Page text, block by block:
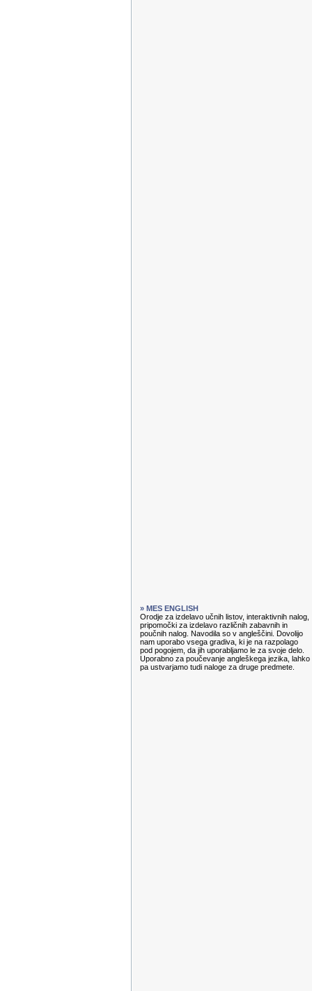
» MES ENGLISH
Orodje za izdelavo učnih listov, interaktivnih nalog,
pripomočki za izdelavo različnih zabavnih in
poučnih nalog. Navodila so v angleščini. Dovolijo
nam uporabo vsega gradiva, ki je na razpolago
pod pogojem, da jih uporabljamo le za svoje delo.
Uporabno za poučevanje angleškega jezika, lahko
pa ustvarjamo tudi naloge za druge predmete.